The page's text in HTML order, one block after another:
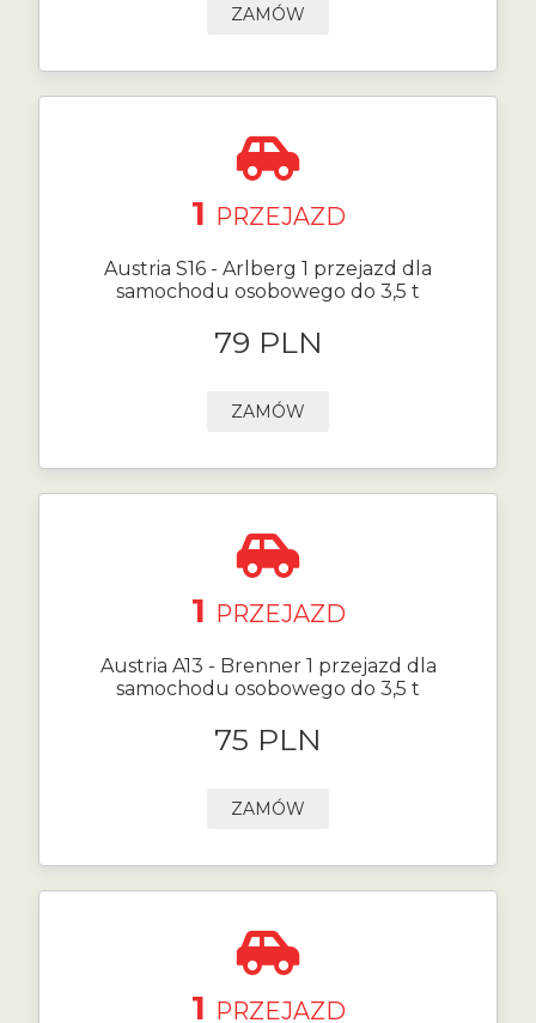
ZAMÓW
1 PRZEJAZD
Austria S16 - Arlberg 1 przejazd dla
samochodu osobowego do 3,5 t
79 PLN
ZAMÓW
1 PRZEJAZD
Austria A13 - Brenner 1 przejazd dla
samochodu osobowego do 3,5 t
75 PLN
ZAMÓW
1 PRZEJAZD